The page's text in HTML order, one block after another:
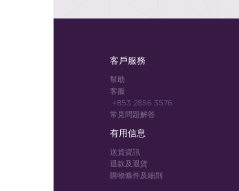
客戶服務
幫助
客服
+853 2856 3576
常見問題解答
有用信息
送貨資訊
退款及退貨
購物條件及細則